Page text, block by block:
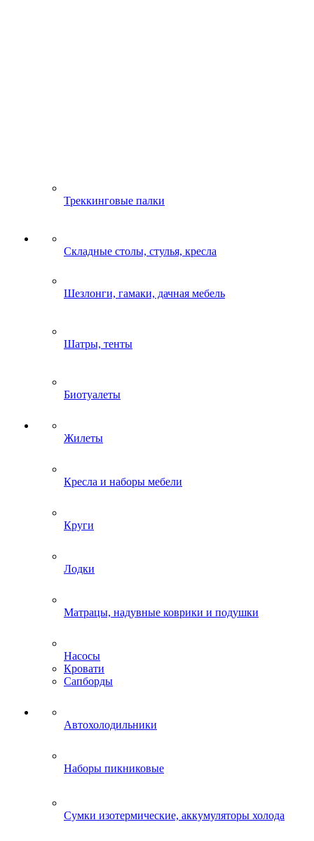
Треккинговые палки
Складные столы, стулья, кресла
Шезлонги, гамаки, дачная мебель
Шатры, тенты
Биотуалеты
Жилеты
Кресла и наборы мебели
Круги
Лодки
Матрацы, надувные коврики и подушки
Насосы
Кровати
Сапборды
Автохолодильники
Наборы пикниковые
Сумки изотермические, аккумуляторы холода